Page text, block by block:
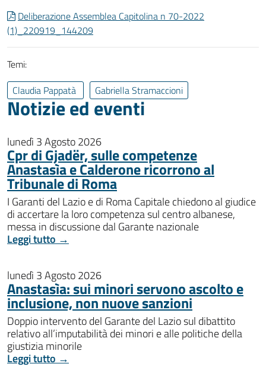
Deliberazione Assemblea Capitolina n 70-2022
(1)_220919_144209
Temi:
Claudia Pappatà
Gabriella Stramaccioni
Notizie ed eventi
lunedì 3 Agosto 2026
Cpr di Gjadër, sulle competenze
Anastasìa e Calderone ricorrono al
Tribunale di Roma
I Garanti del Lazio e di Roma Capitale chiedono al giudice
di accertare la loro competenza sul centro albanese,
messa in discussione dal Garante nazionale
Leggi tutto →
lunedì 3 Agosto 2026
Anastasìa: sui minori servono ascolto e
inclusione, non nuove sanzioni
Doppio intervento del Garante del Lazio sul dibattito
relativo all’imputabilità dei minori e alle politiche della
giustizia minorile
Leggi tutto →